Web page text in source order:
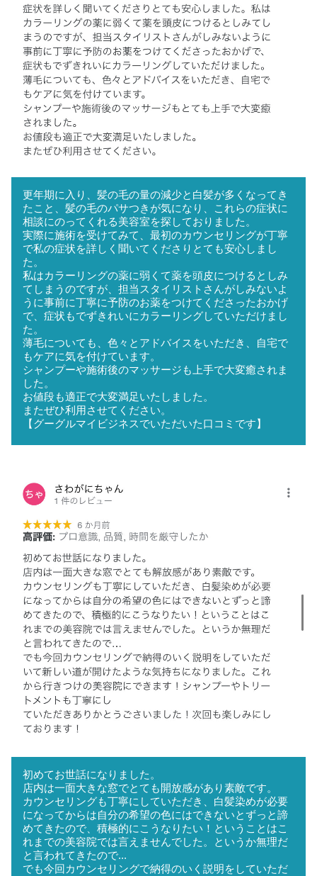
更年期に入り、髪の毛の量の減少と白髪が多くなってき
たこと、髪の毛のパサつきが気になり、これらの症状に
相談にのってくれる美容室を探しておりました。
実際に施術を受けてみて、最初のカウンセリングが丁寧
で私の症状を詳しく聞いてくださりとても安心しまし
た。
私はカラーリングの薬に弱くて薬を頭皮につけるとしみ
てしまうのですが、担当スタイリストさんがしみないよ
うに事前に丁寧に予防のお薬をつけてくださったおかげ
で、症状もでずきれいにカラーリングしていただけまし
た。
薄毛についても、色々とアドバイスをいただき、自宅で
もケアに気を付けています。
シャンプーや施術後のマッサージも上手で大変癒されま
した。
お値段も適正で大変満足いたしました。
またぜひ利用させてください。
【グーグルマイビジネスでいただいた口コミです】
初めてお世話になりました。
店内は一面大きな窓でとても開放感があり素敵です。
カウンセリングも丁寧にしていただき、白髪染めが必要
になってからは自分の希望の色にはできないとずっと諦
めてきたので、積極的にこうなりたい！ということはこ
れまでの美容院では言えませんでした。というか無理だ
と言われてきたので...
でも今回カウンセリングで納得のいく説明をしていただ